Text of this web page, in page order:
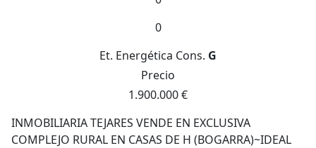
0
Et. Energética Cons. G
Precio
1.900.000 €
INMOBILIARIA TEJARES VENDE EN EXCLUSIVA
COMPLEJO RURAL EN CASAS DE H (BOGARRA)~IDEAL